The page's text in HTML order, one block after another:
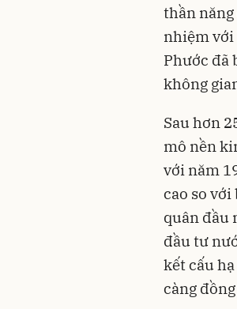
thần
nhiệm
Phước đã
không
Sau hơn
mô nền
với năm
cao so
quân đầu
đầu tư
kết cấu
càng